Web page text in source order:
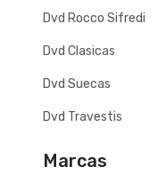
Dvd Rocco Sifredi
Dvd Clasicas
Dvd Suecas
Dvd Travestis
Marcas